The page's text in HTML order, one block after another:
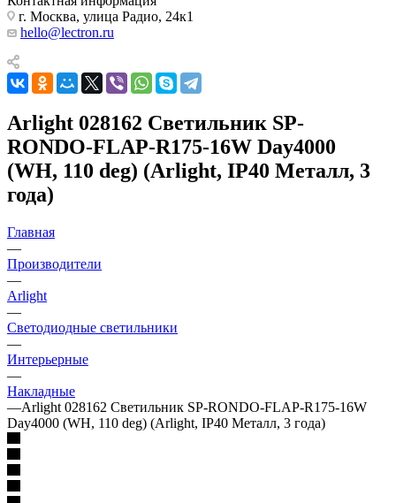
г. Москва, улица Радио, 24к1
hello@lectron.ru
Arlight 028162 Светильник SP-
RONDO-FLAP-R175-16W Day4000
(WH, 110 deg) (Arlight, IP40 Металл, 3
года)
Главная
—
Производители
—
Arlight
—
Светодиодные светильники
—
Интерьерные
—
Накладные
—Arlight 028162 Светильник SP-RONDO-FLAP-R175-16W
Day4000 (WH, 110 deg) (Arlight, IP40 Металл, 3 года)